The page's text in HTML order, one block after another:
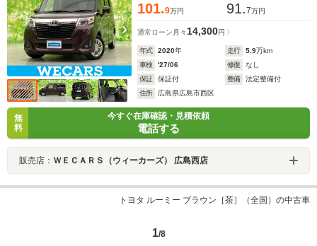
101.9万円 91.7万円
通常ローン 月々14,300円
年式 2020年 走行 5.9万km
車検
'27/06 修復
なし
保証
保証付 整備
法定整備付
住所
広島県広島市西区
無
料
今すぐ在庫確認・見積依頼
電話する
販売店： ＷＥＣＡＲＳ（ウィーカーズ） 広島西店
トヨタ ルーミー ブラウン［茶］（全国）の中古車
1/8